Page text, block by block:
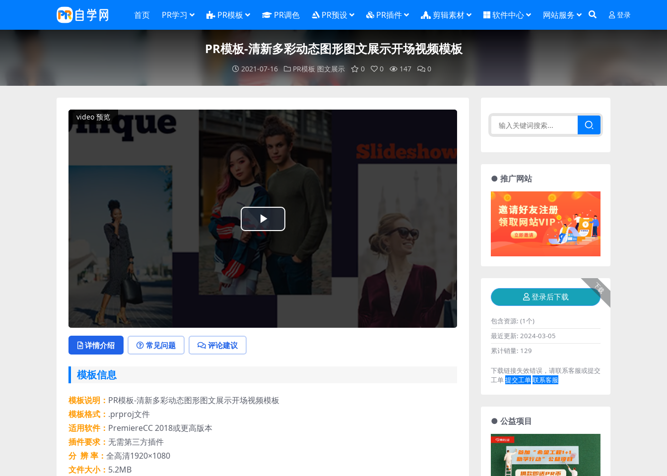
首页 PR学习 PR模板 PR调色 PR预设 PR插件 剪辑素材 软件中心 网站服务 登录
PR模板-清新多彩动态图形图文展示开场视频模板
2021-07-16 PR模板 图文展示 0 0 147 0
video 预览
Play
Video
详情介绍 常见问题 评论建议
模板信息
模板说明： PR模板-清新多彩动态图形图文展示开场视频模板
模板格式： .prproj文件
适用软件： PremiereCC 2018或更高版本
插件要求： 无需第三方插件
分 辨 率： 全高清1920×1080
文件大小： 5.2MB
● 推广网站
下载
登录后下载
包含资源: (1个)
最近更新: 2024-03-05
累计销量: 129
下载链接失效错误，请联系客服或提交
工单提交工单联系客服
● 公益项目